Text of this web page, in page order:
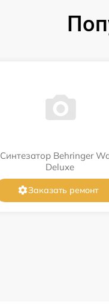
Синтезатор Behringer
Deluxe
Заказать ремонт